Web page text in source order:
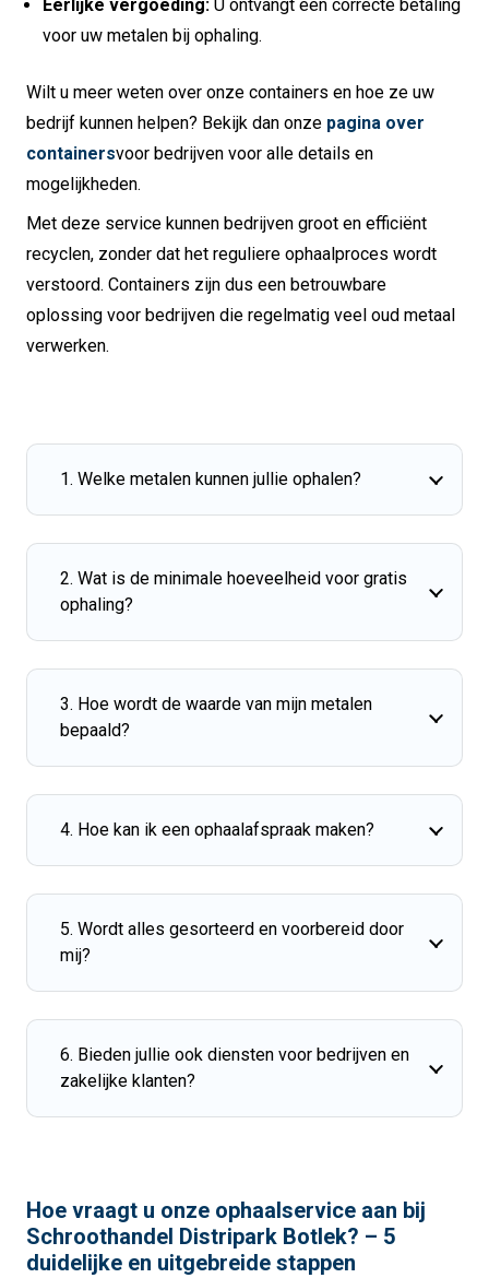
Eerlijke vergoeding: U ontvangt een correcte betaling
voor uw metalen bij ophaling.
Wilt u meer weten over onze containers en hoe ze uw
bedrijf kunnen helpen? Bekijk dan onze pagina over
containersvoor bedrijven voor alle details en
mogelijkheden.
Met deze service kunnen bedrijven groot en efficiënt
recyclen, zonder dat het reguliere ophaalproces wordt
verstoord. Containers zijn dus een betrouwbare
oplossing voor bedrijven die regelmatig veel oud metaal
verwerken.
1. Welke metalen kunnen jullie ophalen?
2. Wat is de minimale hoeveelheid voor gratis
ophaling?
3. Hoe wordt de waarde van mijn metalen
bepaald?
4. Hoe kan ik een ophaalafspraak maken?
5. Wordt alles gesorteerd en voorbereid door
mij?
6. Bieden jullie ook diensten voor bedrijven en
zakelijke klanten?
Hoe vraagt u onze ophaalservice aan bij
Schroothandel Distripark Botlek? – 5
duidelijke en uitgebreide stappen